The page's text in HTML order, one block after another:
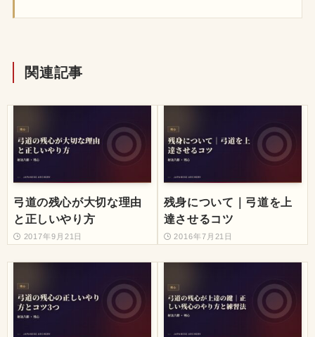
関連記事
弓道の残心が大切な理由
と正しいやり方
2017年9月21日
残身について｜弓道を上
達させるコツ
2016年7月21日